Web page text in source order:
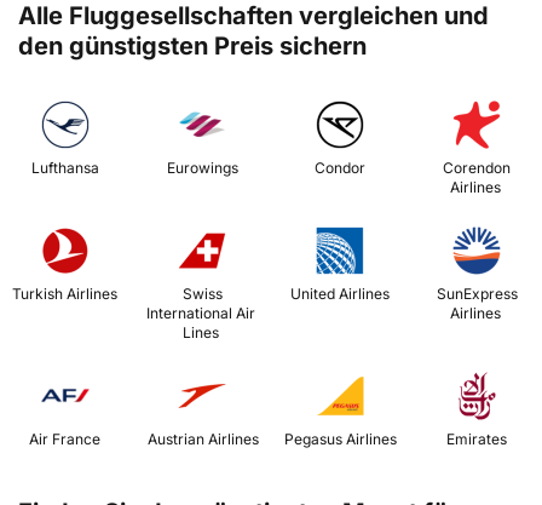
Alle Fluggesellschaften vergleichen und
den günstigsten Preis sichern
Lufthansa Eurowings Condor
Corendon
Airlines
Turkish Airlines
International Air
Lines
United Airlines
Airlines
Air France Austrian Airlines Emirates